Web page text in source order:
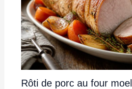
Rôti de porc au four